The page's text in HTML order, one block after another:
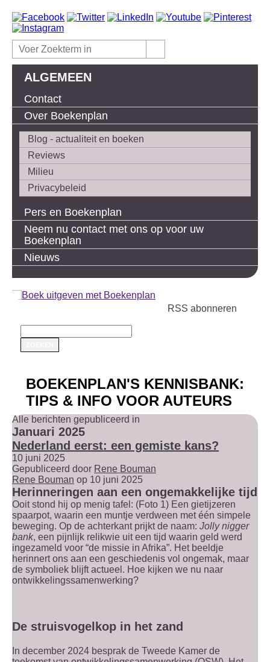
ALGEMEEN
Contact
Over Boekenplan
Blog - actualiteit en boeken
Reviews
Milieu
Privacybeleid
Pers en Boekenplan
Neem nu contact met ons op voor uw
Boekenplan
Nieuws
RSS abonneren
BOEKENPLAN'S KENNISBANK:
TIPS & INFO VOOR AUTEURS
Alle berichten gepubliceerd in
Januari 2025
Nederland eerst: een gemiste kans?
10 juni 2025
Gepubliceerd door Rene Bouman
Rene Bouman op 10 juni 2025
Herinneringen aan een ongemakkelijke tijd
Ooit stond hij op menig tafel: (Foto 1) Een gietijzeren
spaarpot, waarin een muntje verdween met één simpele
beweging. Op de achterkant prijkt de naam: Jolly nigger
bank, een pijnlijk relikwie uit een tijd waarin geld werd
ingezameld voor “de missie in Afrika”. Het beeldje
herinnert ons aan een geschiedenis vol ongemak, maar
de symboliek blijft actueel. Hoe kijken we nu naar
ontwikkelingssamenwerking?
De struisvogelkop in het zand
In december 2024 besprak de Tweede Kamer de